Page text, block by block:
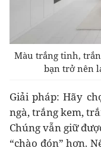
Màu trắng tinh,
bạn trở nên
Giải pháp: Hãy
ngà, trắng kem,
Chúng vẫn giữ
“chào đón” hơn.